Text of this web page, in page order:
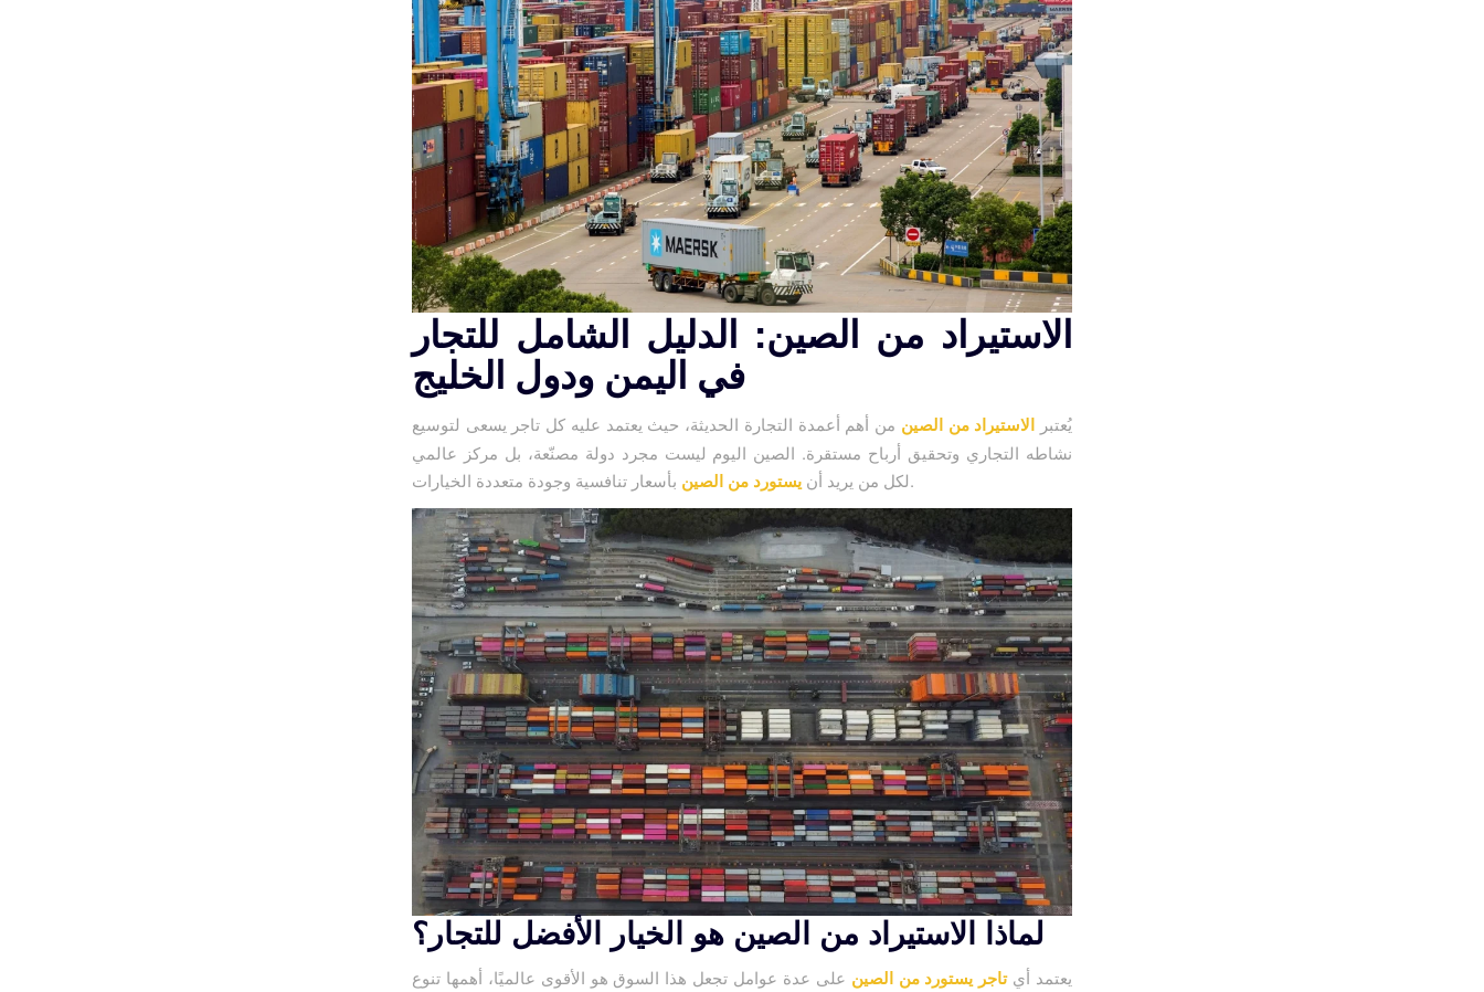
الاستيراد من الصين: الدليل الشامل للتجار
في اليمن ودول الخليج
يُعتبر الاستيراد من الصين من أهم أعمدة التجارة الحديثة، حيث يعتمد عليه كل تاجر يسعى لتوسيع
نشاطه التجاري وتحقيق أرباح مستقرة. الصين اليوم ليست مجرد دولة مصنّعة، بل مركز عالمي
لكل من يريد أن يستورد من الصين بأسعار تنافسية وجودة متعددة الخيارات.
لماذا الاستيراد من الصين هو الخيار الأفضل للتجار؟
يعتمد أيتاجر يستورد من الصين على عدة عوامل تجعل هذا السوق هو الأقوى عالميًا، أهمها تنوع